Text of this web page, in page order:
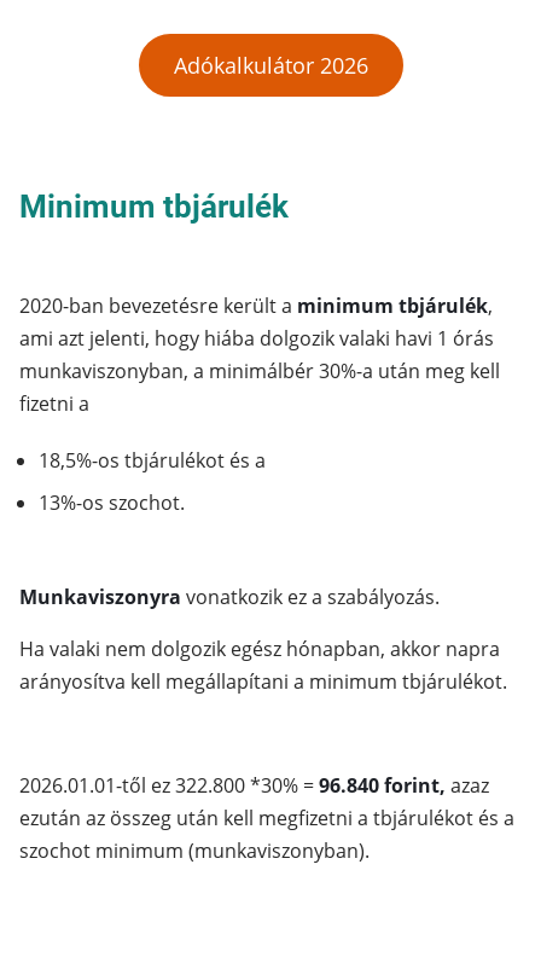
Adókalkulátor 2026
Minimum tbjárulék
2020-ban bevezetésre került a minimum tbjárulék,
ami azt jelenti, hogy hiába dolgozik valaki havi 1 órás
munkaviszonyban, a minimálbér 30%-a után meg kell
fizetni a
18,5%-os tbjárulékot és a
13%-os szochot.
Munkaviszonyra vonatkozik ez a szabályozás.
Ha valaki nem dolgozik egész hónapban, akkor napra
arányosítva kell megállapítani a minimum tbjárulékot.
2026.01.01-től ez 322.800 *30% =96.840 forint, azaz
ezután az összeg után kell megfizetni a tbjárulékot és a
szochot minimum (munkaviszonyban).